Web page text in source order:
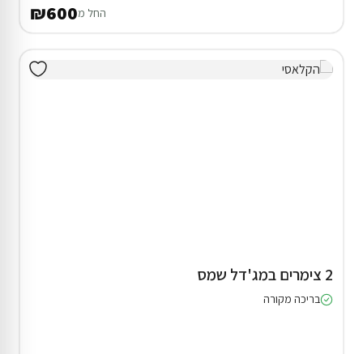
החל מ₪600
2 צימרים במג'דל שמס
בריכה מקורה